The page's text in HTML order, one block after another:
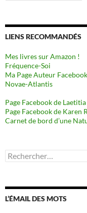
LIENS RECOMMANDÉS
Mes livres sur Amazon !
Fréquence-Soi
Ma Page Auteur Facebook
Novae-Atlantis
Page Facebook de
Page Facebook de Karen
Carnet de bord d’une
Rechercher :
L’ÉMAIL DES MOTS